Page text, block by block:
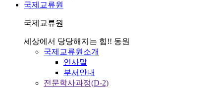
국제교류원
국제교류원
세상에서 당당해지는 힘!! 동원
국제교류원소개
인사말
부서안내
전문학사과정(D-2)